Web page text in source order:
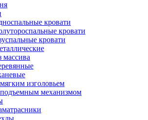
кровати
кровати
кровати
массива
изголовьем
механизмом